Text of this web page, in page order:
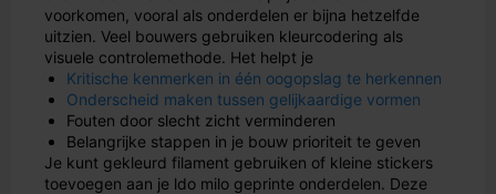
voorkomen, vooral als onderdelen er bijna hetzelfde
uitzien. Veel bouwers gebruiken kleurcodering als
visuele controlemethode. Het helpt je
Kritische kenmerken in één oogopslag te herkennen
Onderscheid maken tussen gelijkaardige vormen
Fouten door slecht zicht verminderen
Belangrijke stappen in je bouw prioriteit te geven
Je kunt gekleurd filament gebruiken of kleine stickers
toevoegen aan je ldo milo geprinte onderdelen. Deze